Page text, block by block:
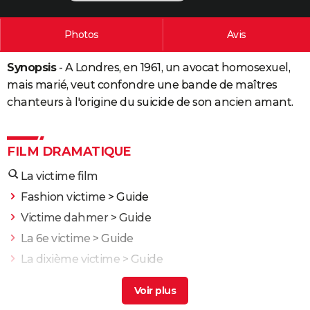
PHOTO
BONS PLANS
CARTE DE VOEUX
Dictionnaire
Biographies
Citations
Expressions
Proverbes
PROGRAMME TV
AVIS DE DÉCÈS
FORUM
Bricolage
Lifestyle
Culture
Sport
Auto
Television
Voyage
Cinema
Photos Avis
Synopsis- A Londres, en 1961, un avocat homosexuel,
mais marié, veut confondre une bande de maîtres
chanteurs à l'origine du suicide de son ancien amant.
FILM DRAMATIQUE
La victime film
Fashion victime > Guide
Victime dahmer> Guide
La 6e victime > Guide
La dixième victime > Guide
Jouer la victime citation> Guide
L'Odyssée : "chef d'oeuvre épique", "expérience